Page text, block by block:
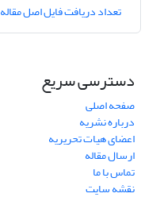
تعداد دریافت فایل اصل مقاله
دسترسی سریع
صفحه اصلی
درباره نشریه
اعضای هیات تحریریه
ارسال مقاله
تماس با ما
نقشه سایت